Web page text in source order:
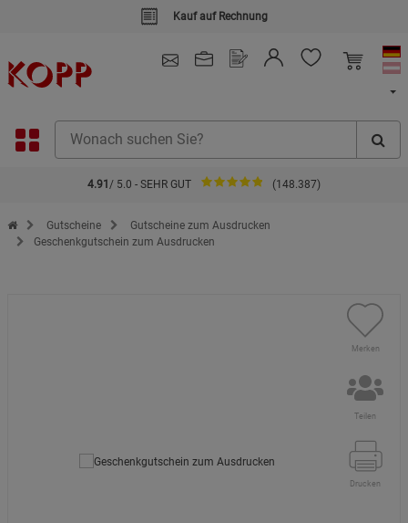
4.91 / 5.0 - SEHR GUT (148.387)
Zur Startseite des Kopp Verlag Online-Shop
Gutscheine
Gutscheine zum Ausdrucken
Geschenkgutschein zum Ausdrucken
Merken
Teilen
Drucken